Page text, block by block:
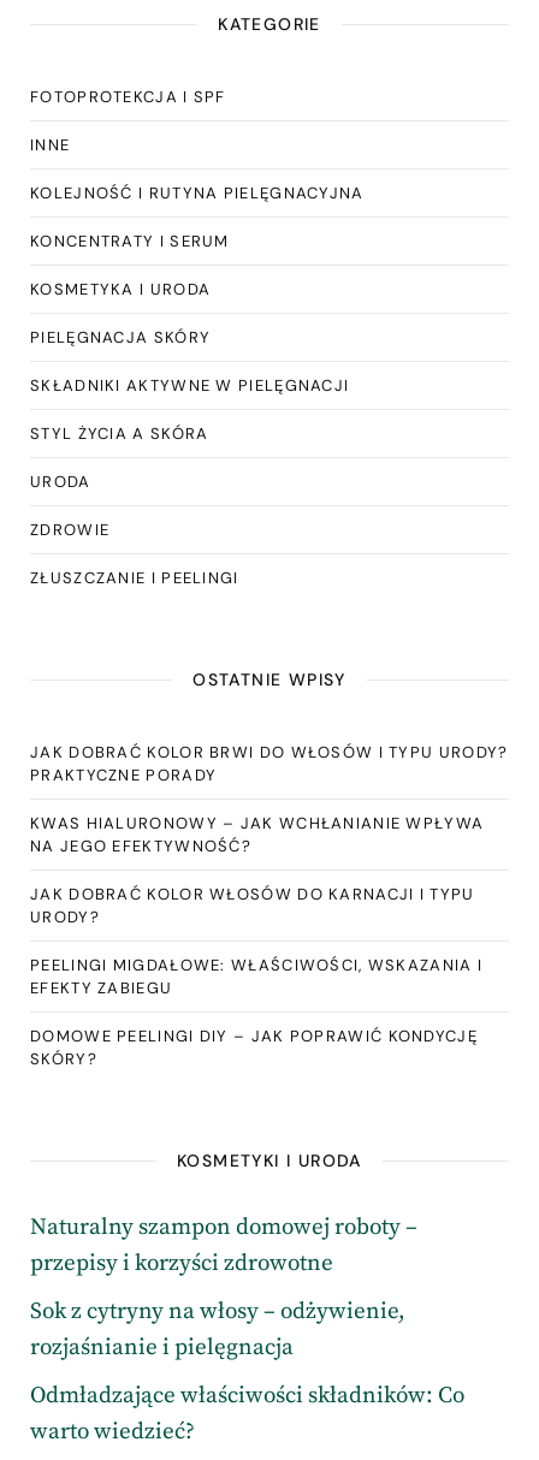
KATEGORIE
FOTOPROTEKCJA I SPF
INNE
KOLEJNOŚĆ I RUTYNA PIELĘGNACYJNA
KONCENTRATY I SERUM
KOSMETYKA I URODA
PIELĘGNACJA SKÓRY
SKŁADNIKI AKTYWNE W PIELĘGNACJI
STYL ŻYCIA A SKÓRA
URODA
ZDROWIE
ZŁUSZCZANIE I PEELINGI
OSTATNIE WPISY
JAK DOBRAĆ KOLOR BRWI DO WŁOSÓW I TYPU URODY?
PRAKTYCZNE PORADY
KWAS HIALURONOWY – JAK WCHŁANIANIE WPŁYWA
NA JEGO EFEKTYWNOŚĆ?
JAK DOBRAĆ KOLOR WŁOSÓW DO KARNACJI I TYPU
URODY?
PEELINGI MIGDAŁOWE: WŁAŚCIWOŚCI, WSKAZANIA I
EFEKTY ZABIEGU
DOMOWE PEELINGI DIY – JAK POPRAWIĆ KONDYCJĘ
SKÓRY?
KOSMETYKI I URODA
Naturalny szampon domowej roboty –
przepisy i korzyści zdrowotne
Sok z cytryny na włosy – odżywienie,
rozjaśnianie i pielęgnacja
Odmładzające właściwości składników: Co
warto wiedzieć?